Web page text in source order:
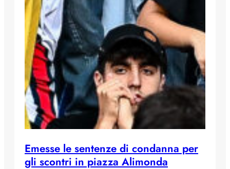
Emesse le sentenze di condanna per
gli scontri in piazza Alimonda